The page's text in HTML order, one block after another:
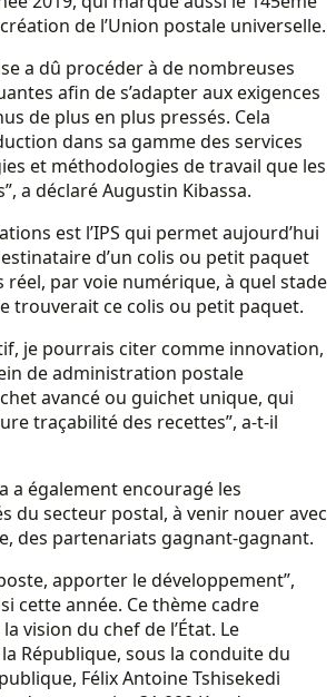
de l’Union postale universelle.
a dû procéder à de nombreuses
afin de s’adapter aux exigences
de plus en plus pressés. Cela
dans sa gamme des services
et méthodologies de travail que les
a déclaré Augustin Kibassa.
est l’IPS qui permet aujourd’hui
d’un colis ou petit paquet
réel, par voie numérique, à quel stade
trouverait ce colis ou petit paquet.
je pourrais citer comme innovation,
de administration postale
avancé ou guichet unique, qui
traçabilité des recettes”, a-t-il
a également encouragé les
du secteur postal, à venir nouer avec
des partenariats gagnant-gagnant.
apporter le développement”,
cette année. Ce thème cadre
vision du chef de l’État. Le
République, sous la conduite du
Félix Antoine Tshisekedi